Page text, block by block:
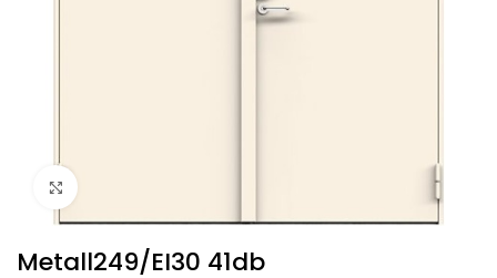
Metall249/EI30 41db